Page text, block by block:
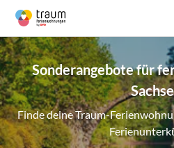
Sonderangebote für
Finde deine Traum-